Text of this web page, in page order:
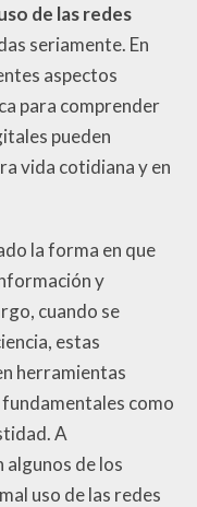
de las redes
seriamente. En
aspectos
para comprender
pueden
vida cotidiana y en
la forma en que
y
cuando se
estas
herramientas
como
A
de los
uso de las redes